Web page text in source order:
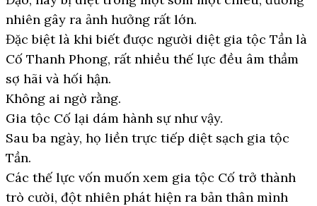
nhiên gây ra ảnh hưởng rất lớn.
Đặc biệt là khi biết được người diệt gia tộc Tần là
Cố Thanh Phong, rất nhiều thế lực đều âm thầm
sợ hãi và hối hận.
Không ai ngờ rằng.
Gia tộc Cố lại dám hành sự như vậy.
Sau ba ngày, họ liền trực tiếp diệt sạch gia tộc
Tần.
Các thế lực vốn muốn xem gia tộc Cố trở thành
trò cười, đột nhiên phát hiện ra bản thân mình